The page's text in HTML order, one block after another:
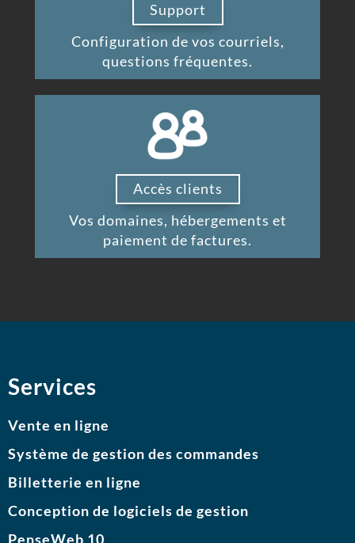
Support
Configuration de vos courriels,
questions fréquentes.
Accès clients
Vos domaines, hébergements et
paiement de factures.
Services
Vente en ligne
Système de gestion des commandes
Billetterie en ligne
Conception de logiciels de gestion
PenseWeb 10